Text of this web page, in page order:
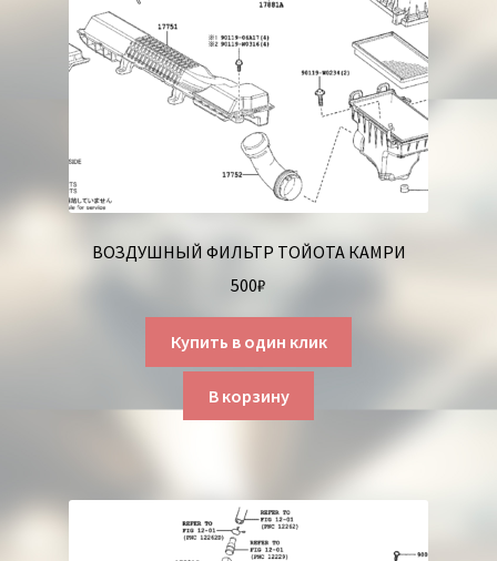
ВОЗДУШНЫЙ ФИЛЬТР ТОЙОТА КАМРИ
500₽
Купить в один клик
В корзину